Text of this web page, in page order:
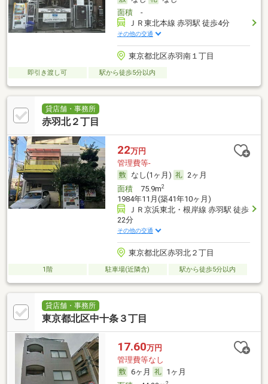
面積-
ＪＲ東北本線 赤羽駅 徒歩4分
その他の交通
東京都北区赤羽南１丁目
即引き渡し可 駅から徒歩5分以内
貸店舗・事務所
赤羽北２丁目
22万円
管理費等-
なし(1ヶ月)
2ヶ月
面積75.9m2
1984年11月(築41年10ヶ月)
ＪＲ京浜東北・根岸線 赤羽駅 徒歩
22分
その他の交通
東京都北区赤羽北２丁目
1階 駐車場(近隣含) 駅から徒歩5分以内
貸店舗・事務所
東京都北区中十条３丁目
17.60万円
管理費等なし
6ヶ月
1ヶ月